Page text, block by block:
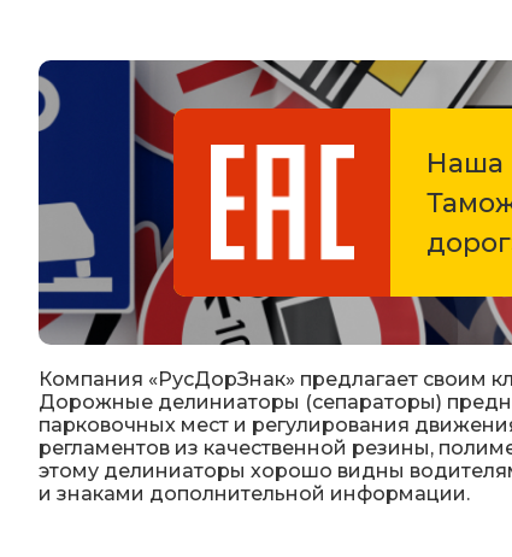
Дорожные знаки с внутренней
Передвижные заградительные знаки
Крепления для дорожных знаков
Светодиодные знаки на солнечной
Водоналивные барьеры, буферы,
Дорожные световозвращатели
Сигнальные гирлянды и фонари
Наша
Компания «РусДорЗнак» предлагает своим
Дорожные делиниаторы (сепараторы)
парковочных мест и регулирования
регламентов из качественной резины,
этому делиниаторы хорошо видны
и знаками дополнительной информации.